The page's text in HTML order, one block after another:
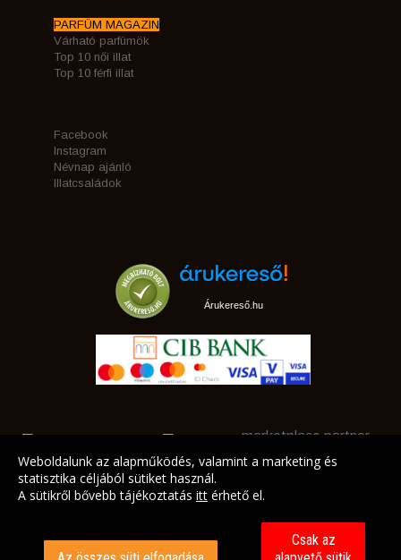
PARFÜM MAGAZIN
Várható parfümök
Top 10 női illat
Top 10 férfi illat
Facebook
Instagram
Névnap ajánló
Illatcsaládok
Árukereső.hu
marketplace partner
Weboldalunk az alapműködés, valamint a marketing és
statisztika céljából sütiket használ.
A sütikről bővebb tájékoztatás itt érhető el.
Csak az